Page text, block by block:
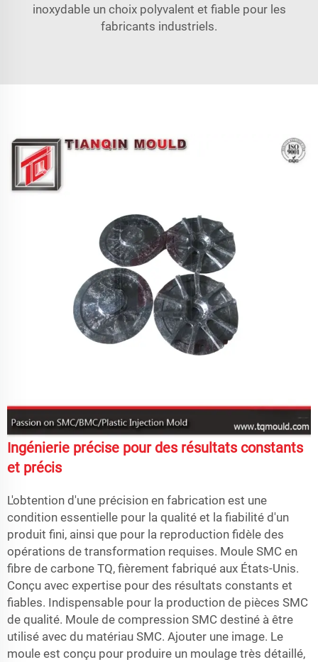
inoxydable un choix polyvalent et fiable pour les
fabricants industriels.
Ingénierie précise pour des résultats constants
et précis
L'obtention d'une précision en fabrication est une
condition essentielle pour la qualité et la fiabilité d'un
produit fini, ainsi que pour la reproduction fidèle des
opérations de transformation requises. Moule SMC en
fibre de carbone TQ, fièrement fabriqué aux États-Unis.
Conçu avec expertise pour des résultats constants et
fiables. Indispensable pour la production de pièces SMC
de qualité. Moule de compression SMC destiné à être
utilisé avec du matériau SMC. Ajouter une image. Le
moule est conçu pour produire un moulage très détaillé,